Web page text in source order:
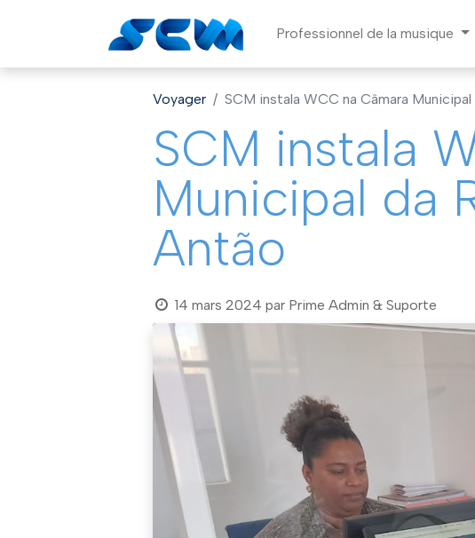
Professionnel de la musique
Voyager SCM instala WCC na Câmara
SCM instala
Municipal da
Antão
14 mars 2024 par Prime Admin & Suporte